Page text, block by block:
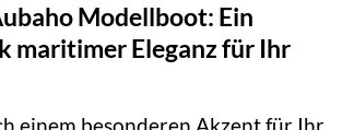
Modellboot: Ein
maritimer Eleganz für Ihr
einem besonderen Akzent für Ihr